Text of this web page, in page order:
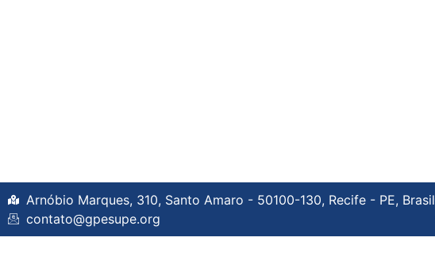
Arnóbio Marques, 310, Santo Amaro - 50100-130, Recife - PE, Brasil
contato@gpesupe.org